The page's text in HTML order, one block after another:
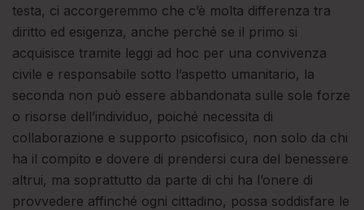
testa, ci accorgeremmo che c’è molta differenza tra
diritto ed esigenza, anche perché se il primo si
acquisisce tramite leggi ad hoc per una convivenza
civile e responsabile sotto l’aspetto umanitario, la
seconda non può essere abbandonata sulle sole forze
o risorse dell’individuo, poiché necessita di
collaborazione e supporto psicofisico, non solo da chi
ha il compito e dovere di prendersi cura del benessere
altrui, ma soprattutto da parte di chi ha l’onere di
provvedere affinché ogni cittadino, possa soddisfare le